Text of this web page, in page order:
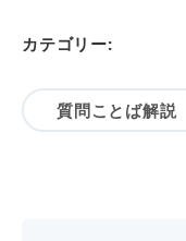
カテゴリー:
質問ことば解説